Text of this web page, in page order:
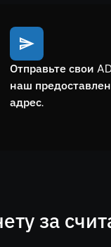
Отправьте свои
наш
адрес.
за